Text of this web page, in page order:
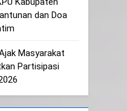
Kabupaten
dan Doa
Masyarakat
Partisipasi